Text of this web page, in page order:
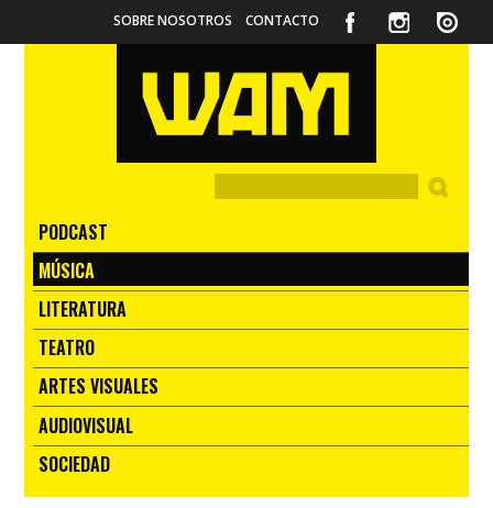
SOBRE NOSOTROS CONTACTO
PODCAST
MÚSICA
LITERATURA
TEATRO
ARTES VISUALES
AUDIOVISUAL
SOCIEDAD